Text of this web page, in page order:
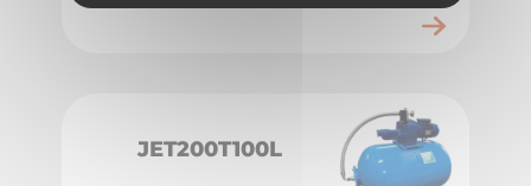
JET200T100L